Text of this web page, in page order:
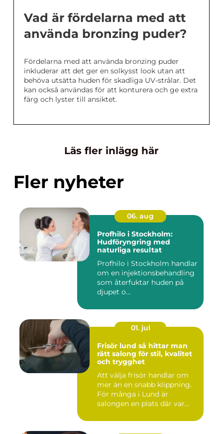
Vad är fördelarna med att
använda bronzing puder?
Fördelarna med att använda bronzing puder
inkluderar att det ger en solkysst look utan att
behöva utsätta huden för skadliga UV-strålar. Det
kan också användas för att konturera och ge extra
färg och lyster till ansiktet.
Läs fler inlägg här
Fler nyheter
06. aug
Profhilo i Stockholm:
Hudföryngring med
naturliga resultat
Profhilo i Stockholm handlar
om en injektionsbehandling
som återfuktar huden på
djupet o...
01. jul
Frisör lund så hittar man
rätt salong för stil, kvalitet
och trygghet
Att välja frisör handlar om
mer än en snabb klippning.
För många i Lund är
salongen en plats där var...